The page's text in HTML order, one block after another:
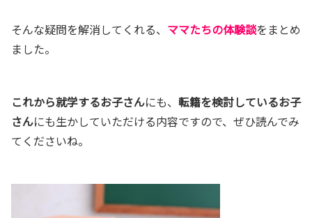
そんな疑問を解消してくれる、 ママたちの体験談をまとめ
ました。
これから就学するお子さんにも、 転籍を検討しているお子
さんにも生かしていただける内容ですので、ぜひ読んでみ
てくださいね。